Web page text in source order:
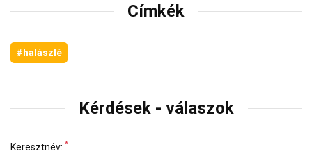
Címkék
#halászlé
Kérdések - válaszok
Keresztnév: *